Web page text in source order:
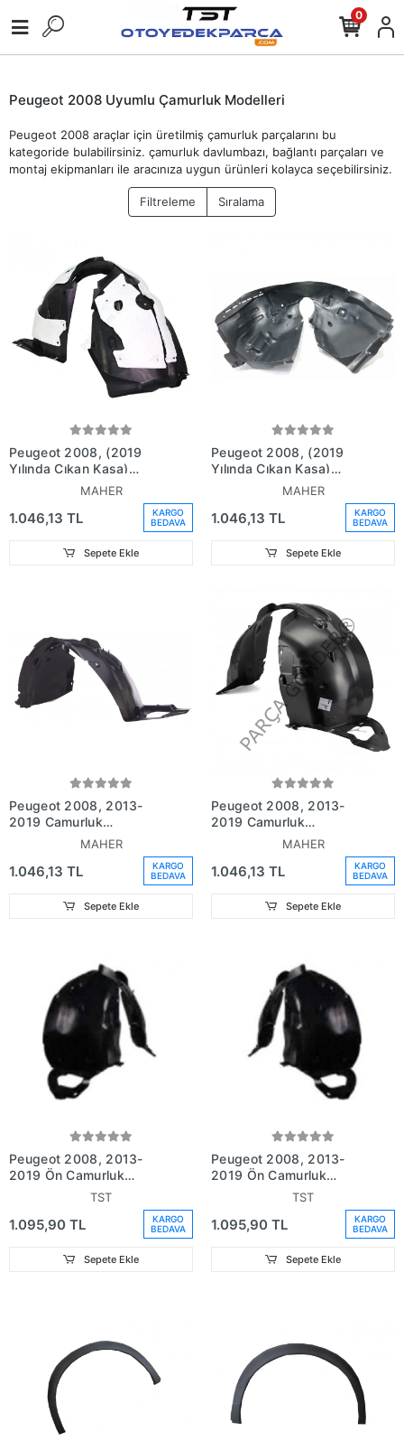
0
Peugeot 2008 Uyumlu Çamurluk Modelleri
Peugeot 2008 araçlar için üretilmiş çamurluk parçalarını bu
kategoride bulabilirsiniz. çamurluk davlumbazı, bağlantı parçaları ve
montaj ekipmanları ile aracınıza uygun ürünleri kolayca seçebilirsiniz.
Filtreleme Sıralama
Peugeot 2008, (2019
Yılında Çıkan Kasa)
Çamurluk Davlumbazı Ön
9837467580)
MAHER
1.046,13 TL
KARGO
BEDAVA
Sepete Ekle
Peugeot 2008, (2019
Yılında Çıkan Kasa)
Çamurluk Davlumbazı Ön
9837467680)
MAHER
1.046,13 TL
KARGO
BEDAVA
Sepete Ekle
Peugeot 2008, 2013-
2019 Çamurluk
Davlumbazı Ön Sağ
(Oem No: 9678811280)
MAHER
1.046,13 TL
KARGO
BEDAVA
Sepete Ekle
Peugeot 2008, 2013-
2019 Çamurluk
Davlumbazı Ön Sol (Oem
MAHER
1.046,13 TL
KARGO
BEDAVA
Sepete Ekle
Peugeot 2008, 2013-
2019 Ön Çamurluk
Davlumbazı Sağ (Oem
TST
1.095,90 TL
KARGO
BEDAVA
Sepete Ekle
Peugeot 2008, 2013-
2019 Ön Çamurluk
Davlumbazı Sol (Oem No:
TST
1.095,90 TL
KARGO
BEDAVA
Sepete Ekle